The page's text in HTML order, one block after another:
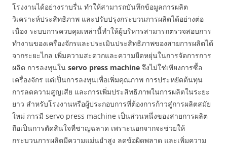
โรงงานได้อย่างราบรื่น ทำให้สามารถบันทึกข้อมูลการผลิต
วิเคราะห์ประสิทธิภาพ และปรับปรุงกระบวนการผลิตได้อย่างต่อ
เนื่อง ระบบการควบคุมเหล่านี้ทำให้ผู้บริหารสามารถตรวจสอบการ
ทำงานของเครื่องจักรและประเมินประสิทธิภาพของสายการผลิตได้
จากระยะไกล เพิ่มความสะดวกและความยืดหยุ่นในการจัดการการ
ผลิต การลงทุนใน servo press machine จึงไม่ใช่เพียงการซื้อ
เครื่องจักร แต่เป็นการลงทุนเพื่อเพิ่มคุณภาพ การประหยัดต้นทุน
การลดความสูญเสีย และการเพิ่มประสิทธิภาพในการผลิตในระยะ
ยาว สำหรับโรงงานหรือผู้ประกอบการที่ต้องการก้าวสู่การผลิตสมัย
ใหม่ การมี servo press machine เป็นส่วนหนึ่งของสายการผลิต
ถือเป็นการตัดสินใจที่ชาญฉลาด เพราะนอกจากจะช่วยให้
กระบวนการผลิตมีความแม่นยำสูง ลดข้อผิดพลาด และเพิ่มความ